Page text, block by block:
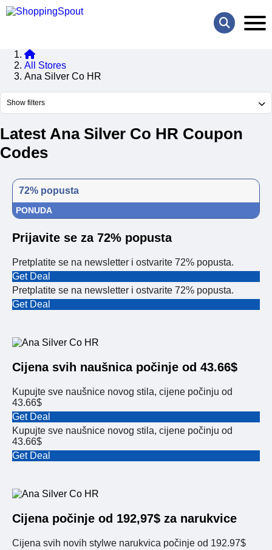
All Stores
Ana Silver Co HR
Show filters
Latest Ana Silver Co HR Coupon
Codes
72% popusta
PONUDA
Prijavite se za 72% popusta
Pretplatite se na newsletter i ostvarite 72% popusta.
Get Deal
Pretplatite se na newsletter i ostvarite 72% popusta.
Get Deal
Cijena svih naušnica počinje od 43.66$
Kupujte sve naušnice novog stila, cijene počinju od
43.66$
Get Deal
Kupujte sve naušnice novog stila, cijene počinju od
43.66$
Get Deal
Cijena počinje od 192,97$ za narukvice
Cijena svih novih stylwe narukvica počinje od 192.97$